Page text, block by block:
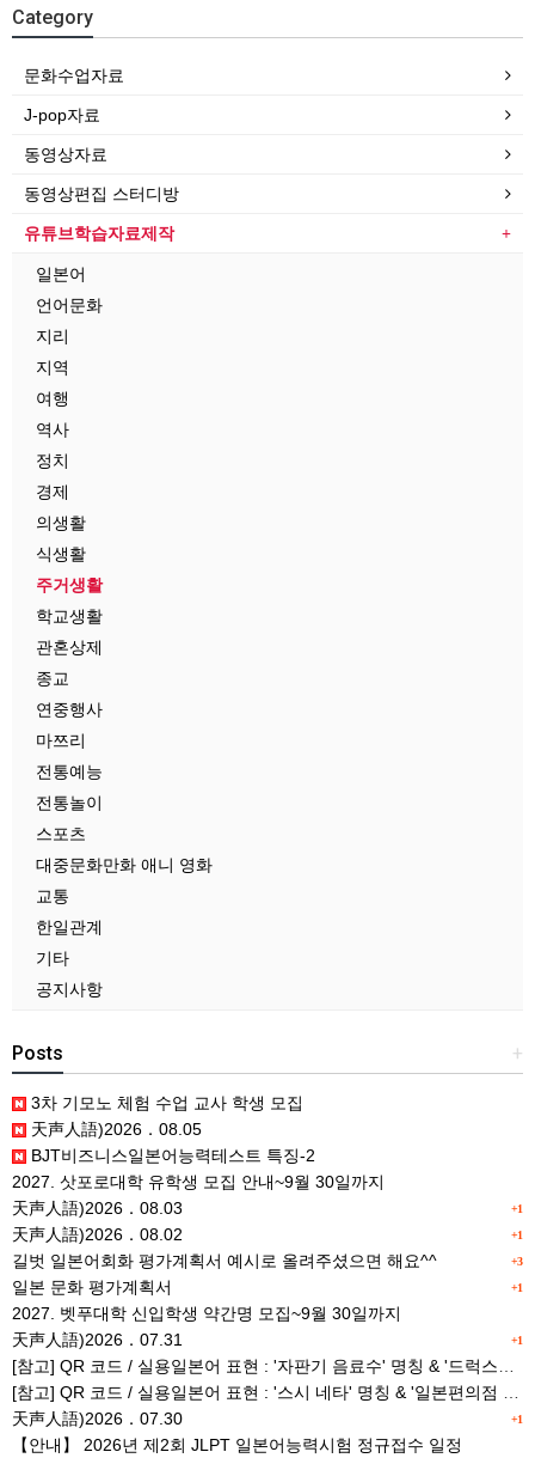
Category
문화수업자료
J-pop자료
동영상자료
동영상편집 스터디방
유튜브학습자료제작
일본어
언어문화
지리
지역
여행
역사
정치
경제
의생활
식생활
주거생활
학교생활
관혼상제
종교
연중행사
마쯔리
전통예능
전통놀이
스포츠
대중문화만화 애니 영화
교통
한일관계
기타
공지사항
+
Posts
3차 기모노 체험 수업 교사 학생 모집
天声人語)2026．08.05
BJT비즈니스일본어능력테스트 특징-2
2027. 삿포로대학 유학생 모집 안내~9월 30일까지
+1
天声人語)2026．08.03
+1
天声人語)2026．08.02
+3
길벗 일본어회화 평가계획서 예시로 올려주셨으면 해요^^
+1
일본 문화 평가계획서
2027. 벳푸대학 신입학생 약간명 모집~9월 30일까지
+1
天声人語)2026．07.31
+1
天声人語)2026．07.30
【안내】 2026년 제2회 JLPT 일본어능력시험 정규접수 일정